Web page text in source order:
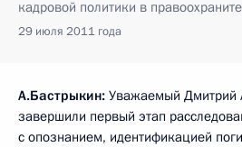
кадровой политики в
29 июля 2011 года
А.Бастрыкин: Уважаемый Дмитрий
завершили первый этап
с опознанием, идентификацией